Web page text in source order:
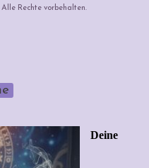
Rechte vorbehalten.
Deine